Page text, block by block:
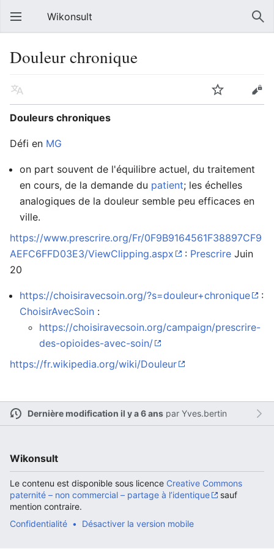
Ouvrir le menu principal
Wikonsult
Douleur chronique
Lire Suivre
Douleurs chroniques
Défi en MG
on part souvent de l'équilibre actuel, du traitement
en cours, de la demande du patient; les échelles
analogiques de la douleur semble peu efficaces en
ville.
https://www.prescrire.org/Fr/0F9B9164561F38897CF9
AEFC6FFD03E3/ViewClipping.aspx
: Prescrire Juin
20
https://choisiravecsoin.org/?s=douleur+chronique
:
ChoisirAvecSoin :
https://choisiravecsoin.org/campaign/prescrire-
des-opioides-avec-soin/
https://fr.wikipedia.org/wiki/Douleur
Dernière modification il y a 6 anspar Yves.bertin
Wikonsult
Le contenu est disponible sous licence Creative Commons
paternité – non commercial – partage à l’identique
sauf
mention contraire.
Confidentialité
Désactiver la version mobile